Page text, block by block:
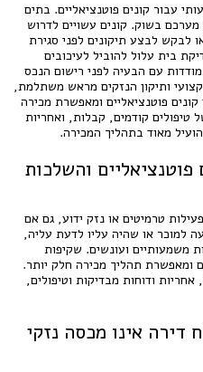
עבור קונים פוטנציאליים. בתים
בשוק. קונים עשויים לדרוש
לבקש לבצע תיקונים לפני סגירת
בית עלול להוביל לעיכובים
עם הבעיה לפני רישום הנכס
ותיקון הנזקים מראש משתלמת,
פוטנציאליים ומאפשרת מכירה
קודמים, קבלות, ואחריות
מאוד בתהליך המכירה.
פוטנציאליים והשלכות
טרמיטים או נזק ידוע, גם אם
למוכר או שהיה עליו לדעת עליה,
משמעותיים ועונשים. שקיפות
ומאפשרת תהליך מכירה חלק יותר.
ודוחות מבדיקות וטיפולים,
דירה אינו מכסה נזקי